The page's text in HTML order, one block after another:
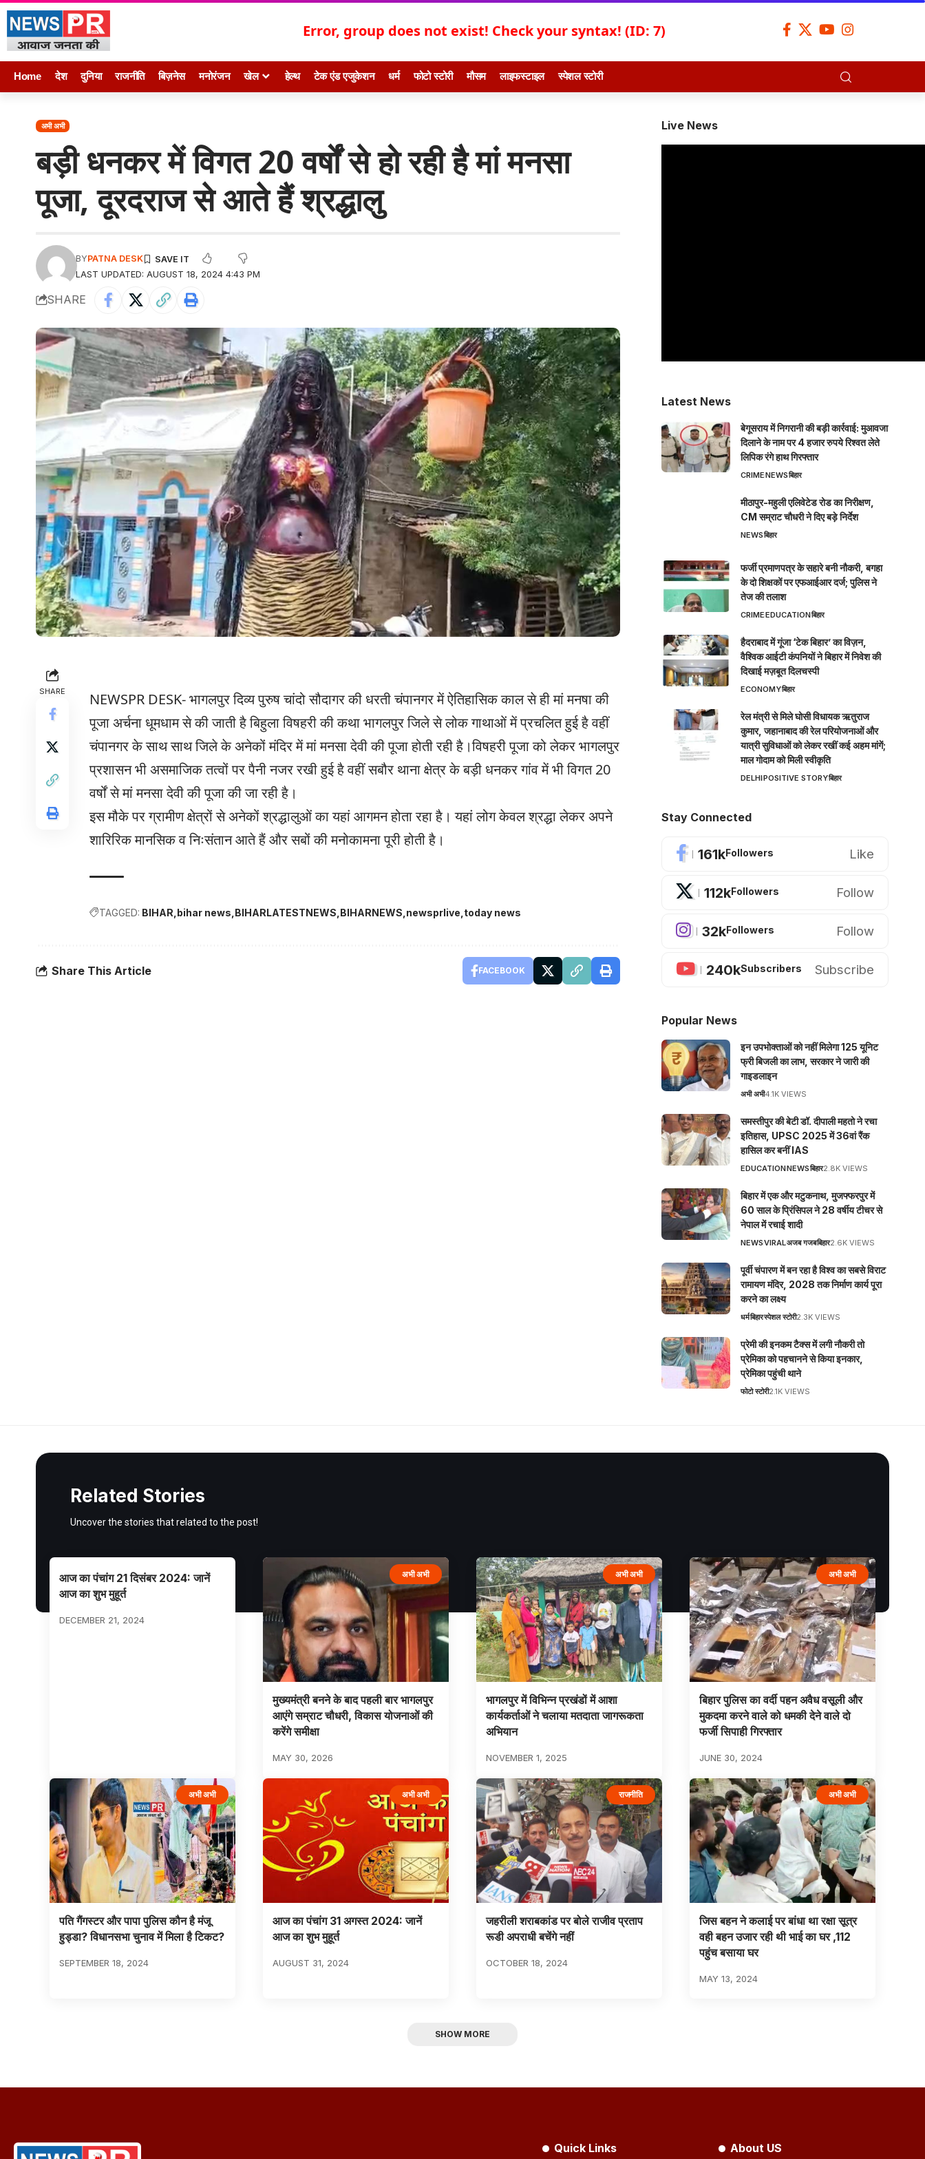
Error, group does not exist! Check your syntax! (ID: 7)
Home देश दुनिया राजनीति बिज़नेस मनोरंजन खेल हेल्थ टेक एंड एजुकेशन धर्म फोटो स्टोरी मौसम लाइफस्टाइल स्पेशल स्टोरी
अभी अभी
बड़ी धनकर में विगत 20 वर्षों से हो रही है मां मनसा
पूजा, दूरदराज से आते हैं श्रद्धालु
LAST UPDATED: AUGUST 18, 2024 4:43 PM
BYPATNA DESK
SHARE
SHARE
NEWSPR DESK- भागलपुर दिव्य पुरुष चांदो सौदागर की धरती चंपानगर में ऐतिहासिक काल से ही मां मनषा की
पूजा अर्चना धूमधाम से की जाती है बिहुला विषहरी की कथा भागलपुर जिले से लोक गाथाओं में प्रचलित हुई है वहीं
चंपानगर के साथ साथ जिले के अनेकों मंदिर में मां मनसा देवी की पूजा होती रही है।विषहरी पूजा को लेकर भागलपुर
प्रशासन भी असमाजिक तत्वों पर पैनी नजर रखी हुई है वहीं सबौर थाना क्षेत्र के बड़ी धनकर गांव में भी विगत 20
वर्षों से मां मनसा देवी की पूजा की जा रही है।
इस मौके पर ग्रामीण क्षेत्रों से अनेकों श्रद्धालुओं का यहां आगमन होता रहा है। यहां लोग केवल श्रद्धा लेकर अपने
शारिरिक मानसिक व निःसंतान आते हैं और सबों की मनोकामना पूरी होती है।
TAGGED: BIHAR bihar news BIHARLATESTNEWS BIHARNEWS newsprlive today news
Share This Article FACEBOOK
Live News
Latest News
बेगूसराय में निगरानी की बड़ी कार्रवाई: मुआवजा
दिलाने के नाम पर 4 हजार रुपये रिश्वत लेते
लिपिक रंगे हाथ गिरफ्तार
CRIMENEWSबिहार
मीठापुर-महुली एलिवेटेड रोड का निरीक्षण,
CM सम्राट चौधरी ने दिए बड़े निर्देश
NEWSबिहार
फर्जी प्रमाणपत्र के सहारे बनी नौकरी, बगहा
के दो शिक्षकों पर एफआईआर दर्ज; पुलिस ने
तेज की तलाश
CRIMEEDUCATIONबिहार
हैदराबाद में गूंजा ‘टेक बिहार’ का विज़न,
वैश्विक आईटी कंपनियों ने बिहार में निवेश की
दिखाई मज़बूत दिलचस्पी
ECONOMYबिहार
रेल मंत्री से मिले घोसी विधायक ऋतुराज
कुमार, जहानाबाद की रेल परियोजनाओं और
यात्री सुविधाओं को लेकर रखीं कई अहम मांगें;
माल गोदाम को मिली स्वीकृति
DELHIPOSITIVE STORYबिहार
Stay Connected
161kFollowers Like
112kFollowers Follow
32kFollowers Follow
240kSubscribers Subscribe
Popular News
इन उपभोक्ताओं को नहीं मिलेगा 125 यूनिट
फ्री बिजली का लाभ, सरकार ने जारी की
गाइडलाइन
अभी अभी4.1K VIEWS
समस्तीपुर की बेटी डॉ. दीपाली महतो ने रचा
इतिहास, UPSC 2025 में 36वां रैंक
हासिल कर बनीं IAS
EDUCATIONNEWSबिहार2.8K VIEWS
बिहार में एक और मटुकनाथ, मुजफ्फरपुर में
60 साल के प्रिंसिपल ने 28 वर्षीय टीचर से
नेपाल में रचाई शादी
NEWSVIRALअजब गजबबिहार2.6K VIEWS
पूर्वी चंपारण में बन रहा है विश्व का सबसे विराट
रामायण मंदिर, 2028 तक निर्माण कार्य पूरा
करने का लक्ष्य
धर्मबिहारस्पेशल स्टोरी2.3K VIEWS
प्रेमी की इनकम टैक्स में लगी नौकरी तो
प्रेमिका को पहचानने से किया इनकार,
प्रेमिका पहुंची थाने
फोटो स्टोरी2.1K VIEWS
Related Stories
Uncover the stories that related to the post!
आज का पंचांग 21 दिसंबर 2024: जानें
आज का शुभ मुहूर्त
DECEMBER 21, 2024
अभी अभी
मुख्यमंत्री बनने के बाद पहली बार भागलपुर
आएंगे सम्राट चौधरी, विकास योजनाओं की
करेंगे समीक्षा
MAY 30, 2026
अभी अभी
भागलपुर में विभिन्न प्रखंडों में आशा
कार्यकर्ताओं ने चलाया मतदाता जागरूकता
अभियान
NOVEMBER 1, 2025
अभी अभी
बिहार पुलिस का वर्दी पहन अवैध वसूली और
मुकदमा करने वाले को धमकी देने वाले दो
फर्जी सिपाही गिरफ्तार
JUNE 30, 2024
अभी अभी
पति गैंगस्टर और पापा पुलिस कौन है मंजू
हुड्डा? विधानसभा चुनाव में मिला है टिकट?
SEPTEMBER 18, 2024
अभी अभी
आज का पंचांग 31 अगस्त 2024: जानें
आज का शुभ मुहूर्त
AUGUST 31, 2024
राजनीति
जहरीली शराबकांड पर बोले राजीव प्रताप
रूडी अपराधी बचेंगे नहीं
OCTOBER 18, 2024
अभी अभी
जिस बहन ने कलाई पर बांधा था रक्षा सूत्र
वही बहन उजार रही थी भाई का घर ,112
पहुंच बसाया घर
MAY 13, 2024
SHOW MORE
Quick Links About US